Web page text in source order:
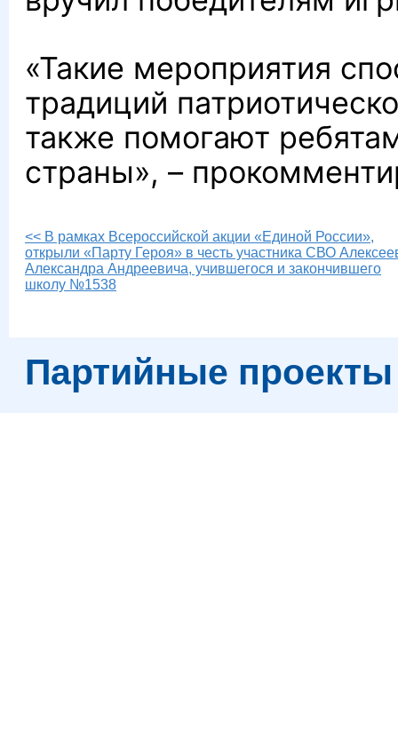
«Такие мероприятия
традиций
также помогают
страны», –
<< В рамках Всероссийской акции «Единой России»,
открыли «Парту Героя» в честь участника СВО
Александра Андреевича, учившегося и закончившего
школу №1538
Партийные проекты